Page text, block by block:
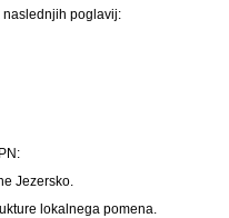
naslednjih poglavij:
Jezersko.
lokalnega pomena.